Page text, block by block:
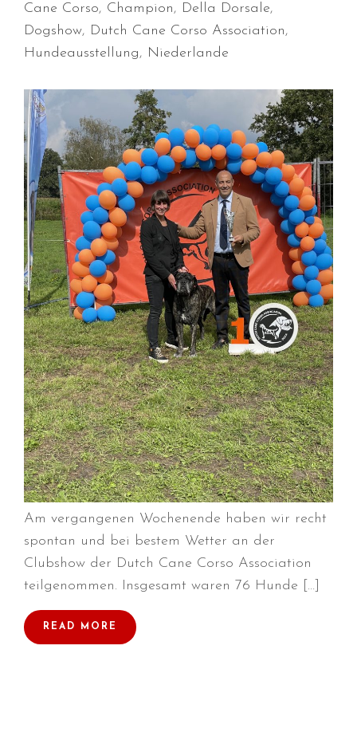
November 2024
September 2024
August 2024
Juli 2024
Juni 2024
Mai 2024
April 2024
März 2024
Januar 2024
Dezember 2023
November 2023
September 2023
August 2023
Juli 2023
Juni 2023
April 2023
März 2023
Cane Corso, Champion, Della Dorsale,
Dogshow, Dutch Cane Corso Association,
Hundeausstellung, Niederlande
Am vergangenen Wochenende haben wir recht
spontan und bei bestem Wetter an der
Clubshow der Dutch Cane Corso Association
teilgenommen. Insgesamt waren 76 Hunde […]
READ MORE